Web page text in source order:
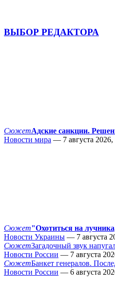
ВЫБОР РЕДАКТОРА
СюжетАдские санкции.
Новости мира — 7 августа 2026,
Сюжет"Охотиться на
Новости Украины — 7 августа
СюжетЗагадочный звук
Новости России — 7 августа
СюжетБанкет генералов.
Новости России — 6 августа